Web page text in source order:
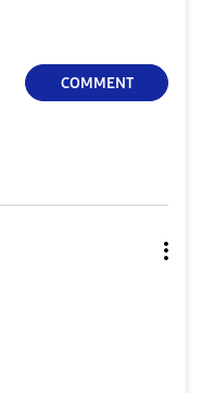
COMMENT